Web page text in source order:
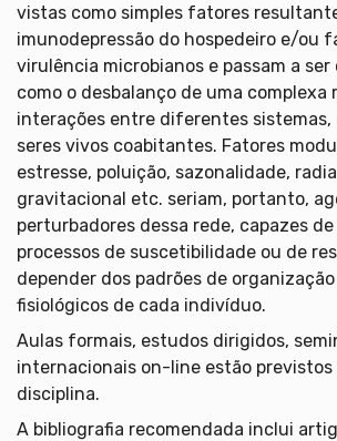
vistas como simples fatores
imunodepressão do hospedeiro e/ou
virulência microbianos e passam a
como o desbalanço de uma complexa
interações entre diferentes sistemas,
seres vivos coabitantes. Fatores
estresse, poluição, sazonalidade,
gravitacional etc. seriam, portanto,
perturbadores dessa rede, capazes
processos de suscetibilidade ou de
depender dos padrões de
fisiológicos de cada indivíduo.
Aulas formais, estudos dirigidos,
internacionais on-line estão previstos
disciplina.
A bibliografia recomendada inclui